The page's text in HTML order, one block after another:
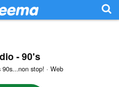
- 90's
stop! · Web